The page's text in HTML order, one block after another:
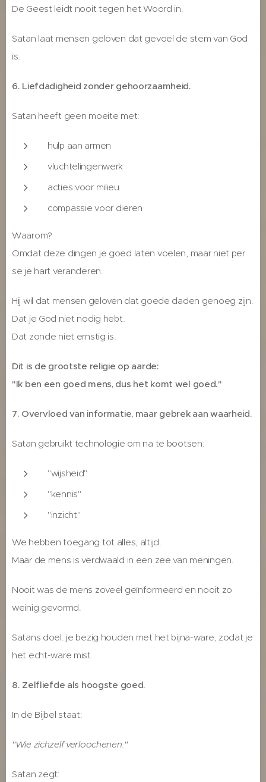
De Geest leidt nooit tegen het Woord in.
Satan laat mensen geloven dat gevoel de stem van God
is.
6. Liefdadigheid zonder gehoorzaamheid.
Satan heeft geen moeite met:
hulp aan armen
vluchtelingenwerk
acties voor milieu
compassie voor dieren
Waarom?
Omdat deze dingen je goed laten voelen, maar niet per
se je hart veranderen.
Hij wil dat mensen geloven dat goede daden genoeg zijn.
Dat je God niet nodig hebt.
Dat zonde niet ernstig is.
Dit is de grootste religie op aarde:
"Ik ben een goed mens, dus het komt wel goed."
7. Overvloed van informatie, maar gebrek aan waarheid.
Satan gebruikt technologie om na te bootsen:
"wijsheid"
"kennis"
"inzicht"
We hebben toegang tot alles, altijd.
Maar de mens is verdwaald in een zee van meningen.
Nooit was de mens zoveel geïnformeerd en nooit zo
weinig gevormd.
Satans doel: je bezig houden met het bijna-ware, zodat je
het echt-ware mist.
8. Zelfliefde als hoogste goed.
In de Bijbel staat:
"Wie zichzelf verloochenen."
Satan zegt: